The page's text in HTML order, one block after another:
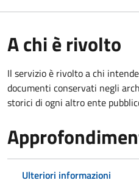
A chi è rivolto
Il servizio è rivolto a chi
documenti conservati negli
storici di ogni altro ente
Ulteriori informazioni